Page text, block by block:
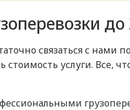
до
связаться с
услуги. Все,